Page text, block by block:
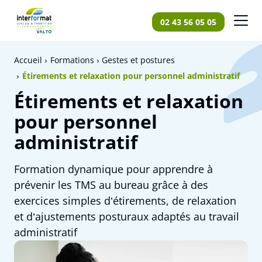
02 43 56 05 05
Accueil Formations
Gestes et postures
Étirements et relaxation pour personnel administratif
Étirements et relaxation
pour personnel
administratif
Formation dynamique pour apprendre à
prévenir les TMS au bureau grâce à des
exercices simples d’étirements, de relaxation
et d’ajustements posturaux adaptés au travail
administratif
Panneau de gestion des cookies